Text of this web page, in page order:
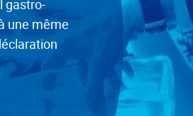
gastro-
une même